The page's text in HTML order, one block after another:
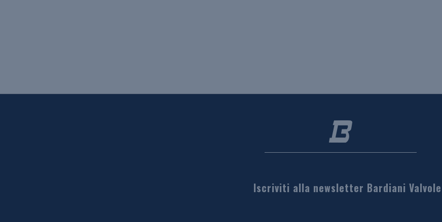
Iscriviti alla newsletter Bardiani Valvole